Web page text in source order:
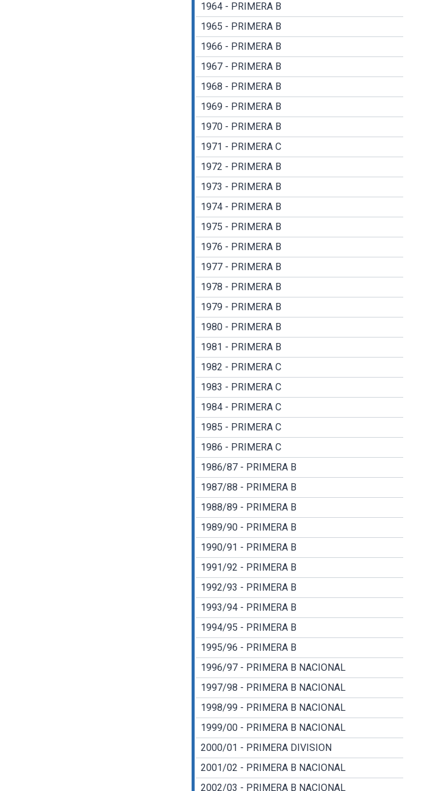
1964 - PRIMERA B
1965 - PRIMERA B
1966 - PRIMERA B
1967 - PRIMERA B
1968 - PRIMERA B
1969 - PRIMERA B
1970 - PRIMERA B
1971 - PRIMERA C
1972 - PRIMERA B
1973 - PRIMERA B
1974 - PRIMERA B
1975 - PRIMERA B
1976 - PRIMERA B
1977 - PRIMERA B
1978 - PRIMERA B
1979 - PRIMERA B
1980 - PRIMERA B
1981 - PRIMERA B
1982 - PRIMERA C
1983 - PRIMERA C
1984 - PRIMERA C
1985 - PRIMERA C
1986 - PRIMERA C
1986/87 - PRIMERA B
1987/88 - PRIMERA B
1988/89 - PRIMERA B
1989/90 - PRIMERA B
1990/91 - PRIMERA B
1991/92 - PRIMERA B
1992/93 - PRIMERA B
1993/94 - PRIMERA B
1994/95 - PRIMERA B
1995/96 - PRIMERA B
1996/97 - PRIMERA B NACIONAL
1997/98 - PRIMERA B NACIONAL
1998/99 - PRIMERA B NACIONAL
1999/00 - PRIMERA B NACIONAL
2000/01 - PRIMERA DIVISION
2001/02 - PRIMERA B NACIONAL
2002/03 - PRIMERA B NACIONAL